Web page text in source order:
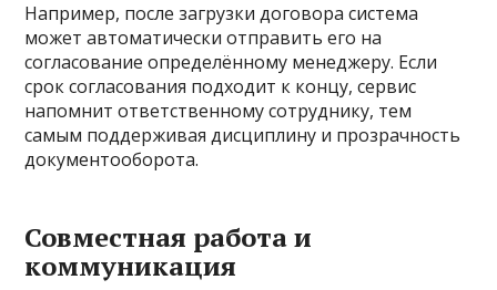
Например, после загрузки договора система
может автоматически отправить его на
согласование определённому менеджеру. Если
срок согласования подходит к концу, сервис
напомнит ответственному сотруднику, тем
самым поддерживая дисциплину и прозрачность
документооборота.
Совместная работа и
коммуникация